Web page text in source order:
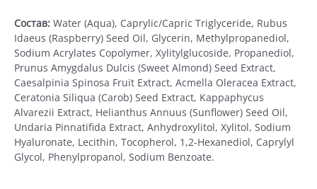
Состав: Water (Aqua), Caprylic/Capric Triglyceride, Rubus
Idaeus (Raspberry) Seed Oil, Glycerin, Methylpropanediol,
Sodium Acrylates Copolymer, Xylitylglucoside, Propanediol,
Prunus Amygdalus Dulcis (Sweet Almond) Seed Extract,
Caesalpinia Spinosa Fruit Extract, Acmella Oleracea Extract,
Ceratonia Siliqua (Carob) Seed Extract, Kappaphycus
Alvarezii Extract, Helianthus Annuus (Sunflower) Seed Oil,
Undaria Pinnatifida Extract, Anhydroxylitol, Xylitol, Sodium
Hyaluronate, Lecithin, Tocopherol, 1,2-Hexanediol, Caprylyl
Glycol, Phenylpropanol, Sodium Benzoate.